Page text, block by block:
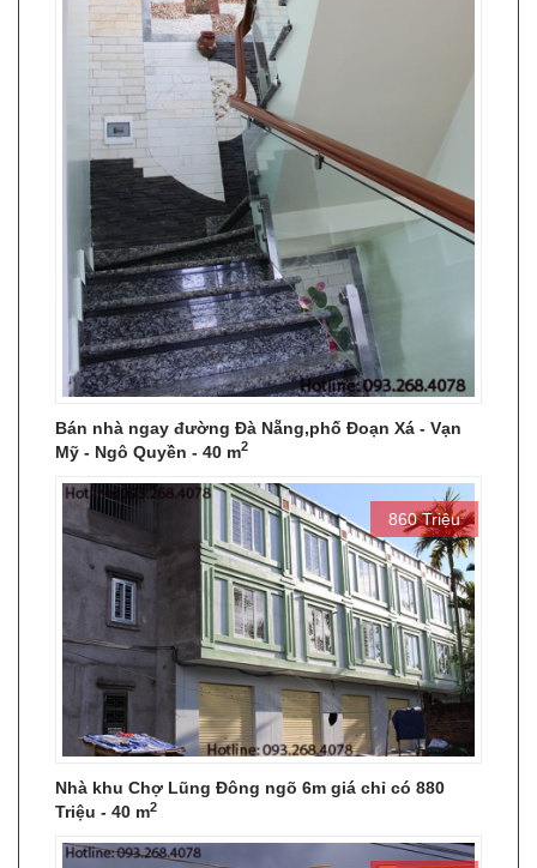
Bán nhà ngay đường Đà Nẵng,phố Đoạn Xá - Vạn
Mỹ - Ngô Quyền - 40 m2
860 Triệu
Nhà khu Chợ Lũng Đông ngõ 6m giá chỉ có 880
Triệu - 40 m2